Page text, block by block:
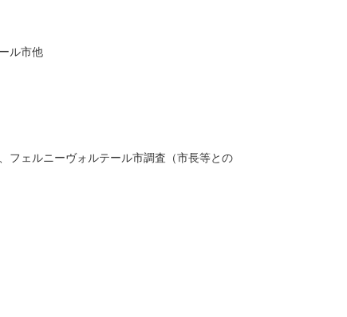
ル市他
ェルニーヴォルテール市調査（市長等との